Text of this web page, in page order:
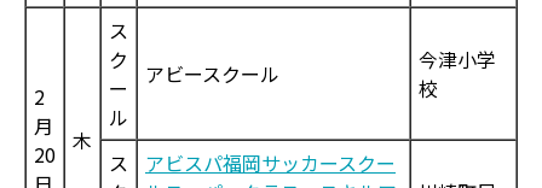
2
月
20 木
ス
ク
ー
ル
アビースクール
今津小学
校
ス
アビスパ福岡サッカースクー